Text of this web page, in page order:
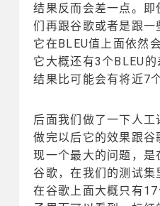
结果反而会差一点。
们再跟谷歌或者是跟一
它在BLEU值上面依然
它大概还有3个BLEU
结果比可能会有将近7
后面我们做了一下人
做完以后它的效果跟
现一个最大的问题，
谷歌，在我们的测试集
在谷歌上面大概只有